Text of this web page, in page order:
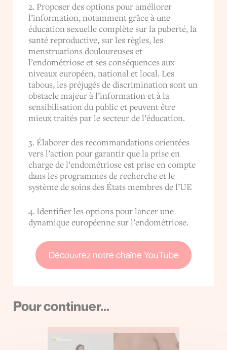
2. Proposer des options pour améliorer
l’information, notamment grâce à une
éducation sexuelle complète sur la puberté, la
santé reproductive, sur les règles, les
menstruations douloureuses et
l’endométriose et ses conséquences aux
niveaux européen, national et local. Les
tabous, les préjugés de discrimination sont un
obstacle majeur à l’information et à la
sensibilisation du public et peuvent être
mieux traités par le secteur de l’éducation.
3. Élaborer des recommandations orientées
vers l’action pour garantir que la prise en
charge de l’endométriose est prise en compte
dans les programmes de recherche et le
système de soins des États membres de l’UE
4. Identifier les options pour lancer une
dynamique européenne sur l’endométriose.
Découvrez notre chaîne YouTube
Pour continuer...